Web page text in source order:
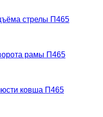
стрелы П465
рамы П465
ковша П465